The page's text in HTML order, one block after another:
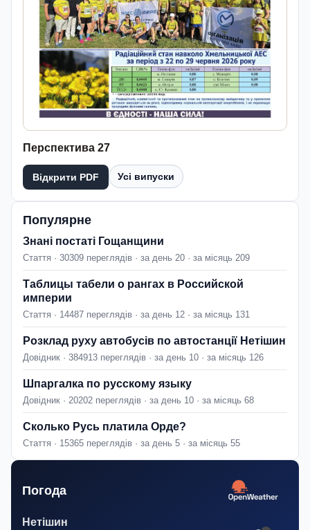
Перспектива 27
Відкрити PDF Усі випуски
Популярне
Знані постаті Гощанщини
Стаття · 30309 переглядів · за день 20 · за місяць 209
Таблицы табели о рангах в Российской
империи
Стаття · 14487 переглядів · за день 12 · за місяць 131
Розклад руху автобусів по автостанції Нетішин
Довідник · 384913 переглядів · за день 10 · за місяць 126
Шпаргалка по русскому языку
Довідник · 20202 переглядів · за день 10 · за місяць 68
Сколько Русь платила Орде?
Стаття · 15365 переглядів · за день 5 · за місяць 55
Погода
Нетішин